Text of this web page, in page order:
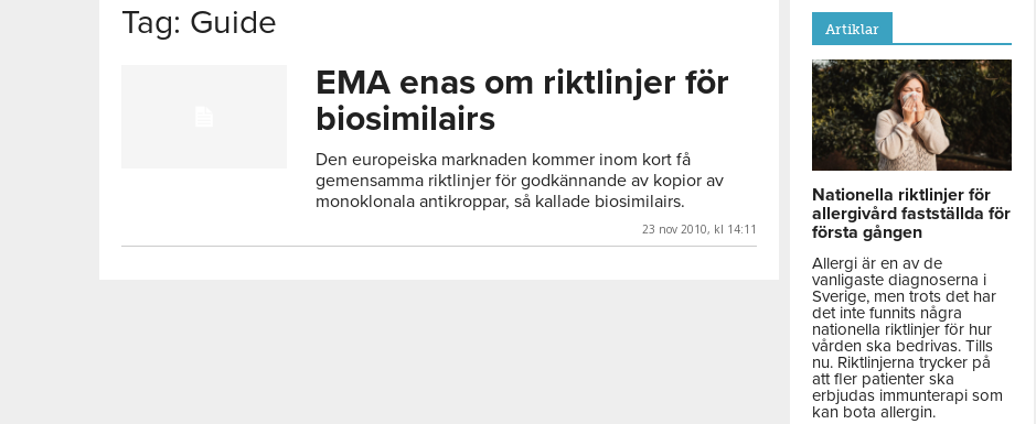
Tag: Guide
EMA enas om riktlinjer för
biosimilairs
Den europeiska marknaden kommer inom kort få
gemensamma riktlinjer för godkännande av kopior av
monoklonala antikroppar, så kallade biosimilairs.
23 nov 2010, kl 14:11
Artiklar
Nationella riktlinjer för
allergivård fastställda för
första gången
Allergi är en av de
vanligaste diagnoserna i
Sverige, men trots det har
det inte funnits några
nationella riktlinjer för hur
vården ska bedrivas. Tills
nu. Riktlinjerna trycker på
att fler patienter ska
erbjudas immunterapi som
kan bota allergin.